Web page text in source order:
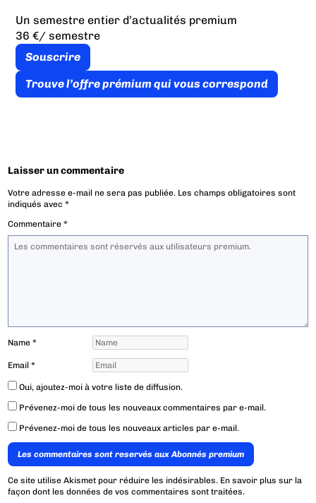
Un semestre entier d’actualités premium
36 €/ semestre
Souscrire
Trouve l’offre prémium qui vous correspond
Laisser un commentaire
Votre adresse e-mail ne sera pas publiée. Les champs obligatoires sont
indiqués avec*
Commentaire*
Name*
Email*
Oui, ajoutez-moi à votre liste de diffusion.
Prévenez-moi de tous les nouveaux commentaires par e-mail.
Prévenez-moi de tous les nouveaux articles par e-mail.
Les commentaires sont reservés aux Abonnés premium
Ce site utilise Akismet pour réduire les indésirables. En savoir plus sur la
façon dont les données de vos commentaires sont traitées.